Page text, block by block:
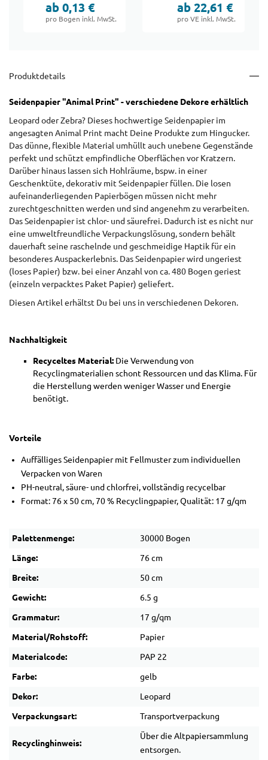
ab 0,13 €
pro Bogen inkl. MwSt.
ab 22,61 €
pro VE inkl. MwSt.
Produktdetails
Seidenpapier "Animal Print" - verschiedene Dekore erhältlich
Leopard oder Zebra? Dieses hochwertige Seidenpapier im
angesagten Animal Print macht Deine Produkte zum Hingucker.
Das dünne, flexible Material umhüllt auch unebene Gegenstände
perfekt und schützt empfindliche Oberflächen vor Kratzern.
Darüber hinaus lassen sich Hohlräume, bspw. in einer
Geschenktüte, dekorativ mit Seidenpapier füllen. Die losen
aufeinanderliegenden Papierbögen müssen nicht mehr
zurechtgeschnitten werden und sind angenehm zu verarbeiten.
Das Seidenpapier ist chlor- und säurefrei. Dadurch ist es nicht nur
eine umweltfreundliche Verpackungslösung, sondern behält
dauerhaft seine raschelnde und geschmeidige Haptik für ein
besonderes Auspackerlebnis. Das Seidenpapier wird ungeriest
(loses Papier) bzw. bei einer Anzahl von ca. 480 Bogen geriest
(einzeln verpacktes Paket Papier) geliefert.
Diesen Artikel erhältst Du bei uns in verschiedenen Dekoren.
Nachhaltigkeit
Recyceltes Material: Die Verwendung von
Recyclingmaterialien schont Ressourcen und das Klima. Für
die Herstellung werden weniger Wasser und Energie
benötigt.
Vorteile
Auffälliges Seidenpapier mit Fellmuster zum individuellen
Verpacken von Waren
PH-neutral, säure- und chlorfrei, vollständig recycelbar
Format: 76 x 50 cm, 70 % Recyclingpapier, Qualität: 17 g/qm
Palettenmenge: 30000 Bogen
Länge: 76 cm
Breite: 50 cm
Gewicht: 6.5 g
Grammatur: 17 g/qm
Material/Rohstoff: Papier
Materialcode: PAP 22
Farbe: gelb
Dekor: Leopard
Verpackungsart: Transportverpackung
Recyclinghinweis:
Über die Altpapiersammlung
entsorgen.